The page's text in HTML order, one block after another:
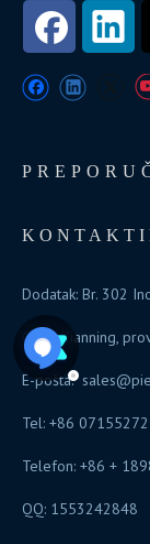
Dodatak: Br. 302
Chibi, Xianning,
E-pošta:
Tel: +86
Telefon: +86 +
QQ: 1553242848